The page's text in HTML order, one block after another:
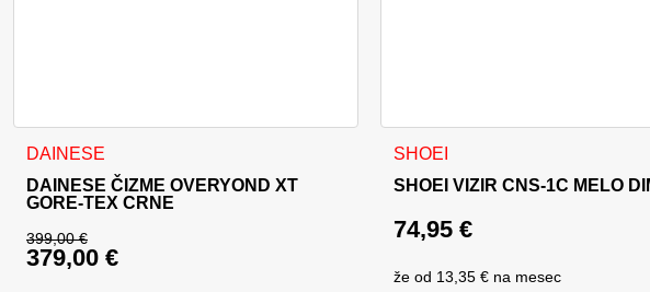
DAINESE
DAINESE ČIZME OVERYOND XT
GORE-TEX CRNE
399,00€
Izvorna cijena bila je: 399,00 €.
379,00 €
Ovaj proizvod ima više varijanti. Opcije se mogu odabrati na stranici proizvoda
SHOEI
SHOEI VIZIR CNS-1C MELO
74,95 €
že od 13,35 € na mesec